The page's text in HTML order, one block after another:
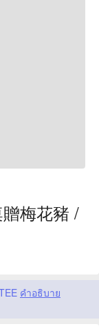
梅花豬 /
คำอธิบาย